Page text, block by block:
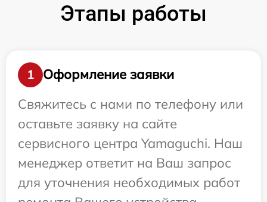
Этапы работы
1
Оформление заявки
Свяжитесь с нами по телефону или
оставьте заявку на сайте
сервисного центра Yamaguchi. Наш
менеджер ответит на Ваш запрос
для уточнения необходимых работ